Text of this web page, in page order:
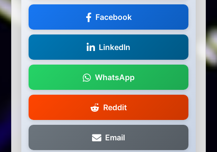
Facebook
LinkedIn
WhatsApp
Reddit
Email